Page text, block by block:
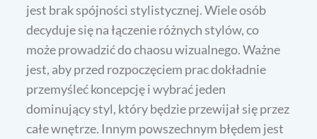
jest brak spójności stylistycznej. Wiele osób
decyduje się na łączenie różnych stylów, co
może prowadzić do chaosu wizualnego. Ważne
jest, aby przed rozpoczęciem prac dokładnie
przemyśleć koncepcję i wybrać jeden
dominujący styl, który będzie przewijał się przez
całe wnętrze. Innym powszechnym błędem jest